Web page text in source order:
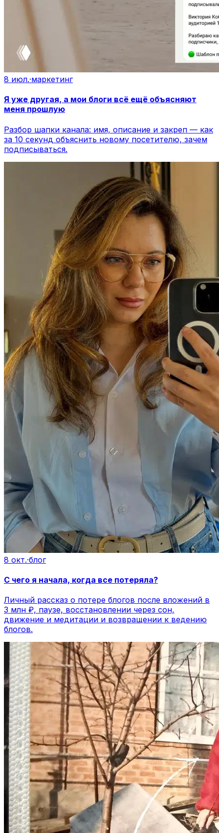
8 июл.·маркетинг
Я уже другая, а мои блоги всё ещё объясняют
меня прошлую
Разбор шапки канала: имя, описание и закреп — как
за 10 секунд объяснить новому посетителю, зачем
подписываться.
8 окт.·блог
С чего я начала, когда все потеряла?
Личный рассказ о потере блогов после вложений в
3 млн ₽, паузе, восстановлении через сон,
движение и медитации и возвращении к ведению
блогов.